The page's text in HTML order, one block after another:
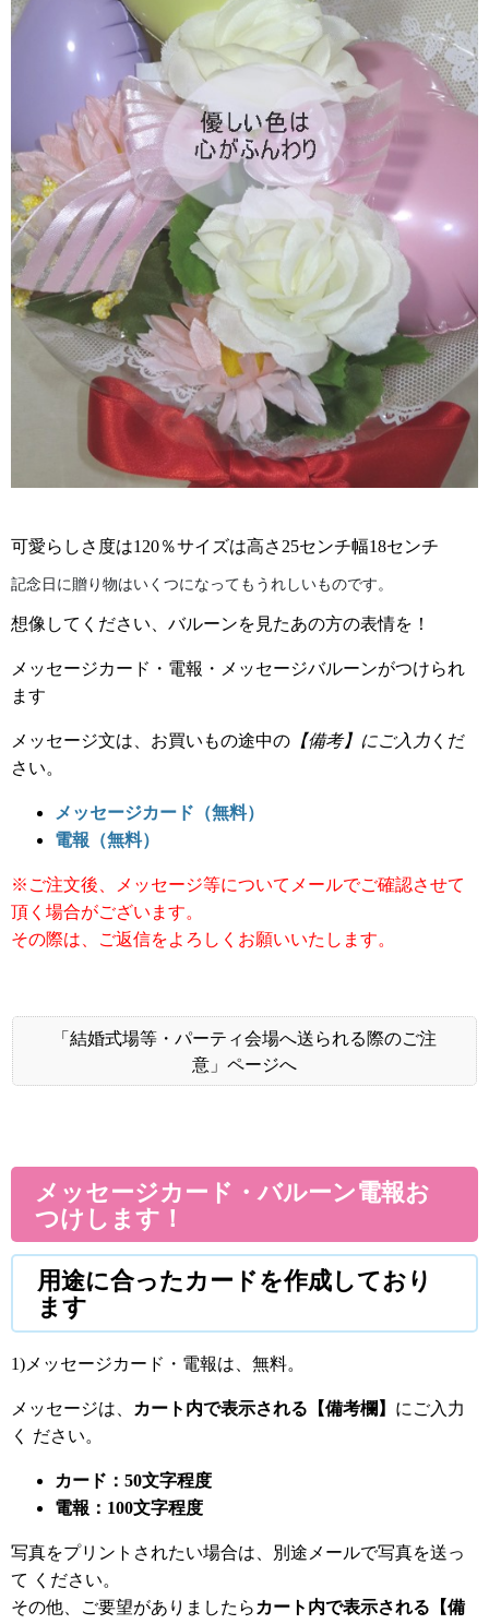
可愛らしさ度は120％サイズは高さ25センチ幅18センチ
記念日に贈り物はいくつになってもうれしいものです。
想像してください、バルーンを見たあの方の表情を！
メッセージカード・電報・メッセージバルーンがつけられ
ます
メッセージ文は、お買いもの途中の 【備考】にご入力 くだ
さい。
メッセージカード（無料）
電報（無料）
※ご注文後、メッセージ等についてメールでご確認させて
頂く場合がございます。
その際は、ご返信をよろしくお願いいたします。
「結婚式場等・パーティ会場へ送られる際のご注
意」ページへ
メッセージカード・バルーン電報お
つけします！
用途に合ったカードを作成しており
ます
1)メッセージカード・電報は、無料。
メッセージは、 カート内で表示される【備考欄】 にご入力
く ださい。
カード：50文字程度
電報：100文字程度
写真をプリントされたい場合は、別途メールで写真を送っ
て ください。
その他、ご要望がありましたら カート内で表示される【備